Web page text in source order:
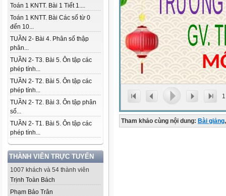
Toán 1 KNTT. Bài 1 Tiết 1....
Toán 1 KNTT. Bài Các số từ 0
đến 10...
TUẦN 2- Bài 4. Phân số thập
phân...
TUẦN 2- T3. Bài 5. Ôn tập các
phép tính...
TUẦN 2- T2. Bài 5. Ôn tập các
phép tính...
TUẦN 2- T2. Bài 3. Ôn tập phân
số...
TUẦN 2- T1. Bài 5. Ôn tập các
phép tính...
THÀNH VIÊN TRỰC TUYẾN
1007 khách và 54 thành viên
Trịnh Toàn Bách
Phạm Bảo Trân
1
Tham khảo cùng nội dung: Bài giảng,